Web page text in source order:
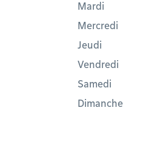
Mardi
Mercredi
Jeudi
Vendredi
Samedi
Dimanche